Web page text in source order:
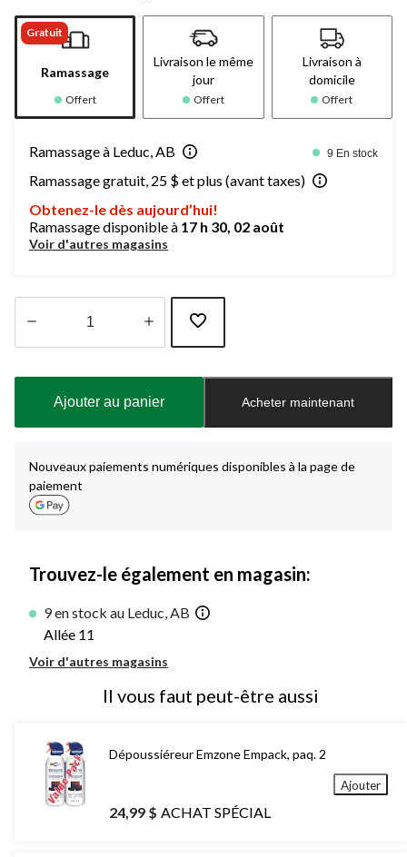
Gratuit
Ramassage
Offert
Livraison le même
jour
Offert
Livraison à
domicile
Offert
Ramassage à Leduc, AB 9 En stock
Ramassage gratuit, 25 $ et plus (avant taxes)
Obtenez-le dès aujourd’hui!
Ramassage disponible à 17 h 30, 02 août
Voir d'autres magasins
à
Ajouter au panier Acheter maintenant
Nouveaux paiements numériques disponibles à la page de
paiement
Trouvez-le également en magasin:
9 en stock au Leduc, AB
Allée 11
Voir d'autres magasins
Il vous faut peut-être aussi
Dépoussiéreur Emzone Empack, paq. 2
24,99 $ ACHAT SPÉCIAL
Ajouter